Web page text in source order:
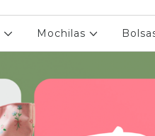
Mochilas